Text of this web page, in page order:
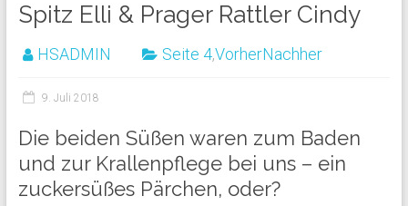
Spitz Elli & Prager Rattler Cindy
HSADMIN Seite 4,VorherNachher
9. Juli 2018
Die beiden Süßen waren zum Baden
und zur Krallenpflege bei uns – ein
zuckersüßes Pärchen, oder?